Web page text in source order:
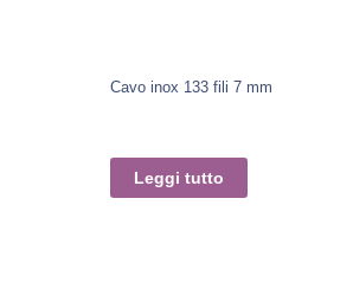
Cavo inox 133 fili 7 mm
Leggi tutto